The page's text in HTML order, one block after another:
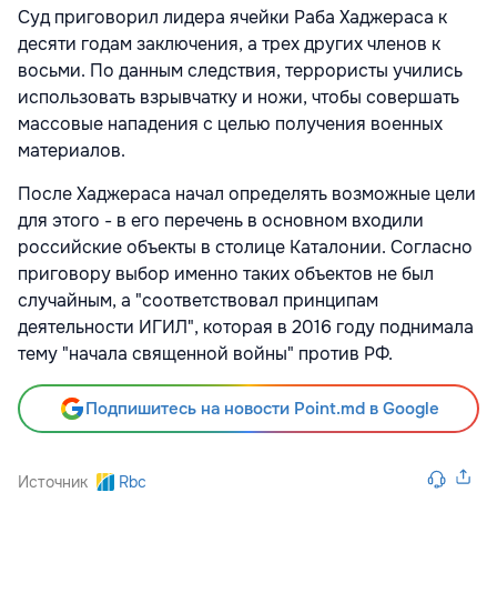
Суд приговорил лидера ячейки Раба Хаджераса к
десяти годам заключения, а трех других членов к
восьми. По данным следствия, террористы учились
использовать взрывчатку и ножи, чтобы совершать
массовые нападения с целью получения военных
материалов.
После Хаджераса начал определять возможные цели
для этого - в его перечень в основном входили
российские объекты в столице Каталонии. Согласно
приговору выбор именно таких объектов не был
случайным, а "соответствовал принципам
деятельности ИГИЛ", которая в 2016 году поднимала
тему "начала священной войны" против РФ.
Подпишитесь на новости Point.md в Google
Источник Rbc